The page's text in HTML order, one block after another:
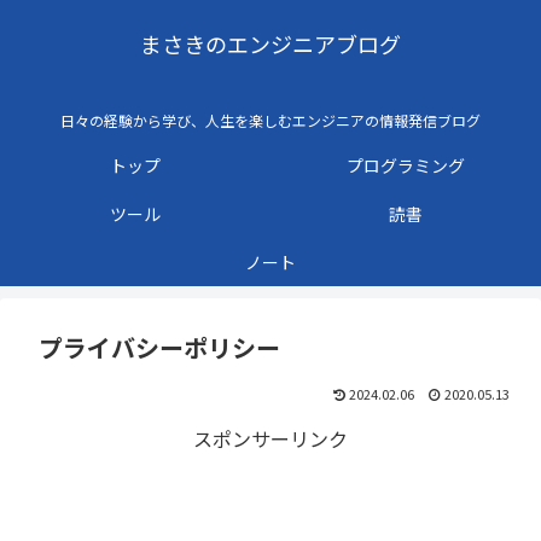
まさきのエンジニアブログ
日々の経験から学び、人生を楽しむエンジニアの情報発信ブログ
トップ
プログラミング
ツール
読書
ノート
プライバシーポリシー
2024.02.06 2020.05.13
スポンサーリンク